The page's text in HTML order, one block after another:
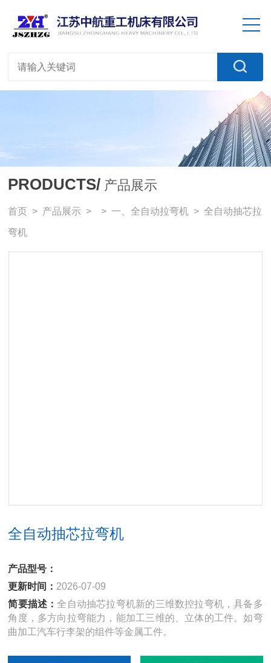
PRODUCTS/ 产品展示
首页 > 产品展示 > > 一、全自动拉弯机 > 全自动抽芯拉
弯机
全自动抽芯拉弯机
产品型号：
更新时间： 2026-07-09
简要描述：全自动抽芯拉弯机新的三维数控拉弯机，具备多
角度，多方向拉弯能力，能加工三维的、立体的工件。如弯
曲加工汽车行李架的组件等金属工件。